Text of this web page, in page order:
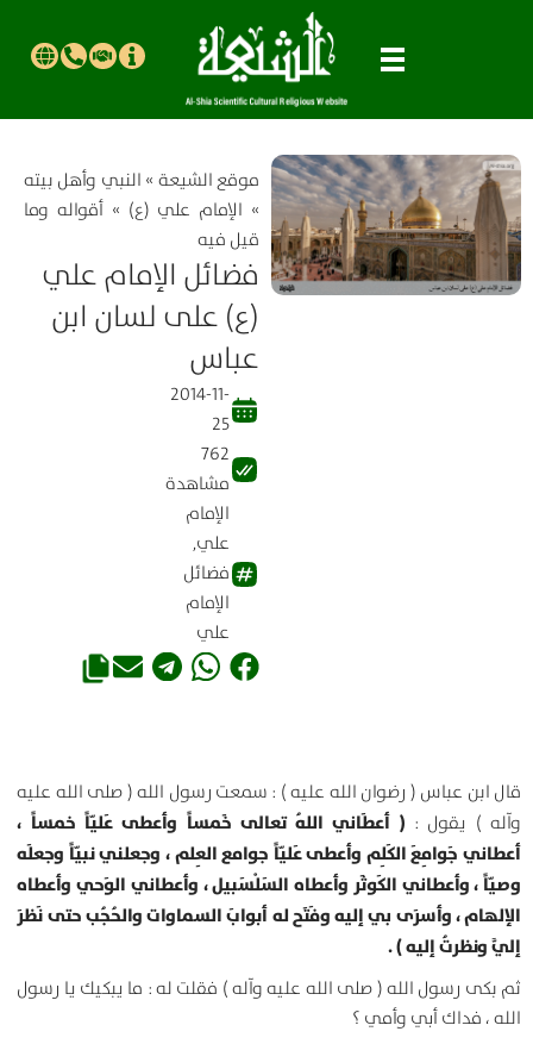
موقع الشیعة » النبي وأهل بيته
» الإمام علي (ع) »أقواله وما
قيل فيه
فضائل الإمام علي
(ع) على لسان ابن
عباس
2014-11-
25
762
مشاهدة
الإمام
علي,
فضائل
الإمام
علي
قال ابن عباس ( رضوان الله عليه ) : سمعت رسول الله ( صلى الله عليه
وآله ) يقول : ( أعطَاني اللهُ تعالى خَمساً وأعطى عَليّاً خمساً ،
أعطاني جَوامِعَ الكَلِم وأعطى عَليّاً جوامع العِلم ، وجعلني نبيّاً وجعلَه
وصيّاً ، وأعطاني الكَوثَر وأعطاه السَلْسَبيل ، وأعطاني الوَحي وأعطاه
الإلهام ، وأسرَى بي إليه وفَتَح له أبوابَ السماوات والحُجُب حتى نَظرَ
إليَّ ونظرتُ إليه ) .
ثم بكى رسول الله ( صلى الله عليه وآله ) فقلت له : ما يبكيك يا رسول
الله ، فداك أبي وأمي ؟